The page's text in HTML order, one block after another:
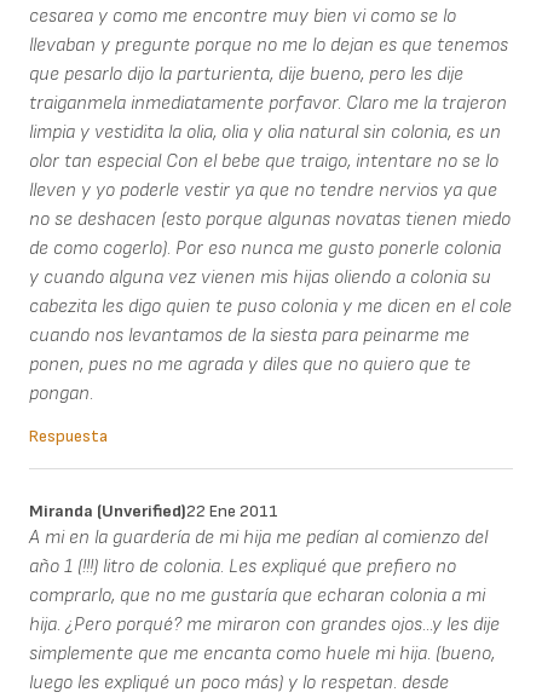
cesarea y como me encontre muy bien vi como se lo
llevaban y pregunte porque no me lo dejan es que tenemos
que pesarlo dijo la parturienta, dije bueno, pero les dije
traiganmela inmediatamente porfavor. Claro me la trajeron
limpia y vestidita la olia, olia y olia natural sin colonia, es un
olor tan especial Con el bebe que traigo, intentare no se lo
lleven y yo poderle vestir ya que no tendre nervios ya que
no se deshacen (esto porque algunas novatas tienen miedo
de como cogerlo). Por eso nunca me gusto ponerle colonia
y cuando alguna vez vienen mis hijas oliendo a colonia su
cabezita les digo quien te puso colonia y me dicen en el cole
cuando nos levantamos de la siesta para peinarme me
ponen, pues no me agrada y diles que no quiero que te
pongan.
Respuesta
Miranda (unverified)22 Ene 2011
A mi en la guardería de mi hija me pedían al comienzo del
año 1 (!!!) litro de colonia. Les expliqué que prefiero no
comprarlo, que no me gustaría que echaran colonia a mi
hija. ¿Pero porqué? me miraron con grandes ojos...y les dije
simplemente que me encanta como huele mi hija. (bueno,
luego les expliqué un poco más) y lo respetan. desde